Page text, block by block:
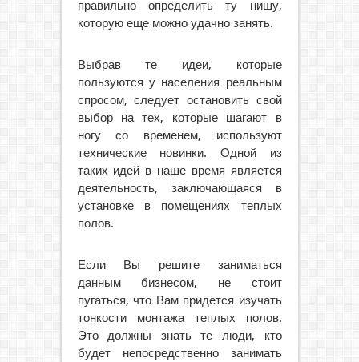
правильно определить ту нишу,
которую еще можно удачно занять.
Выбрав те идеи, которые
пользуются у населения реальным
спросом, следует остановить свой
выбор на тех, которые шагают в
ногу со временем, используют
технические новинки. Одной из
таких идей в наше время является
деятельность, заключающаяся в
установке в помещениях теплых
полов.
Если Вы решите заниматься
данным бизнесом, не стоит
пугаться, что Вам придется изучать
тонкости монтажа теплых полов.
Это должны знать те люди, кто
будет непосредственно занимать